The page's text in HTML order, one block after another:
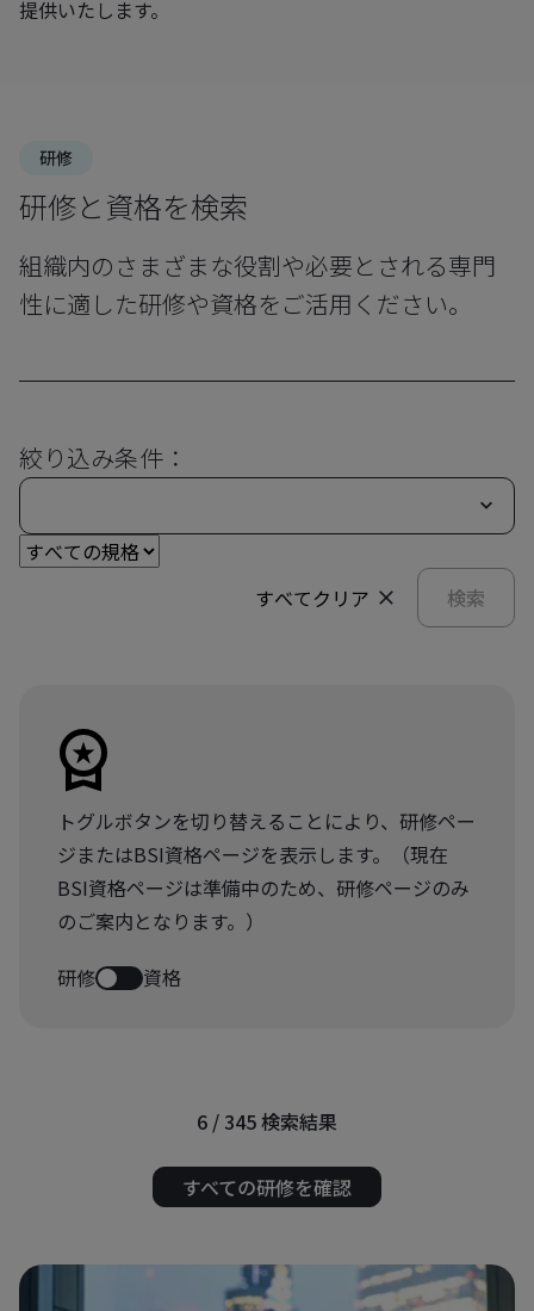
提供いたします。
研修
研修と資格を検索
組織内のさまざまな役割や必要とされる専門
性に適した研修や資格をご活用ください。
絞り込み条件：
すべてクリア 検索
トグルボタンを切り替えることにより、研修ペー
ジまたはBSI資格ページを表示します。（現在
BSI資格ページは準備中のため、研修ページのみ
のご案内となります。）
研修
資格
6 / 345検索結果
すべての研修を確認